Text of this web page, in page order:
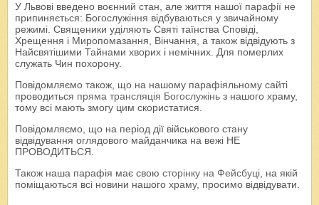
У Львові введено воєнний стан, але життя нашої парафії не
припиняється: Богослужіння відбуваються у звичайному
режимі. Священики уділяють Святі таїнства Сповіді,
Хрещення і Миропомазання, Вінчання, а також відвідують з
Найсвятішими Тайнами хворих і немічних. Для померлих
служать Чин похорону.
Повідомляємо також, що на нашому парафіяльному сайті
проводиться пряма трансляція Богослужінь з нашого храму,
тому всі мають змогу цим скористатися.
Повідомляємо, що на період дії військового стану
відвідування оглядового майданчика на вежі НЕ
ПРОВОДИТЬСЯ.
Також наша парафія має свою сторінку на Фейсбуці, на якій
поміщаються всі новини нашого храму, просимо відвідувати.